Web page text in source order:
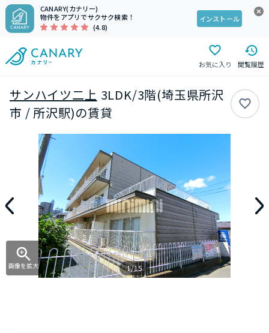
CANARY(カナリー)
物件をアプリでサクサク検索！
(4.8)
インストール
お気に入り 閲覧履歴
サンハイツ二上 3LDK/3階(埼玉県所沢
市 / 所沢駅)の賃貸
画像を拡大 1/15